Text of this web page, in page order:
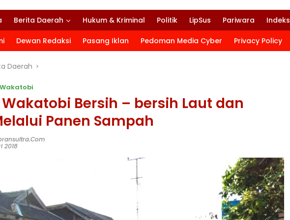
Berita Daerah Hukum & Kriminal Politik LipSus Pariwara Indeks
Dewan Redaksi Pasang Iklan Pedoman Media Cyber Privacy Policy
Daerah
Wakatobi
Bersih – bersih Laut dan
Panen Sampah
2018